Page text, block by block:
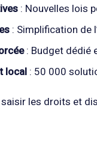
: Nouvelles lois
: Simplification de
: Budget dédié
local: 50 000
les droits et